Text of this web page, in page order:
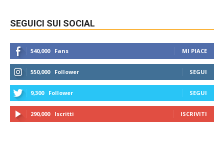
SEGUICI SUI SOCIAL
540,000 Fans MI PIACE
550,000 Follower SEGUI
9,300 Follower SEGUI
290,000 Iscritti ISCRIVITI